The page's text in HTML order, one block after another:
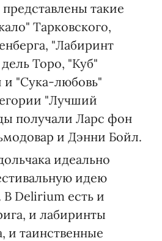
такие
Тарковского,
"Лабиринт
Торо, "Куб"
и "Сука-любовь"
"Лучший
получали Ларс фон
и Дэнни Бойл.
идеально
идею
В Delirium есть и
и лабиринты
и таинственные